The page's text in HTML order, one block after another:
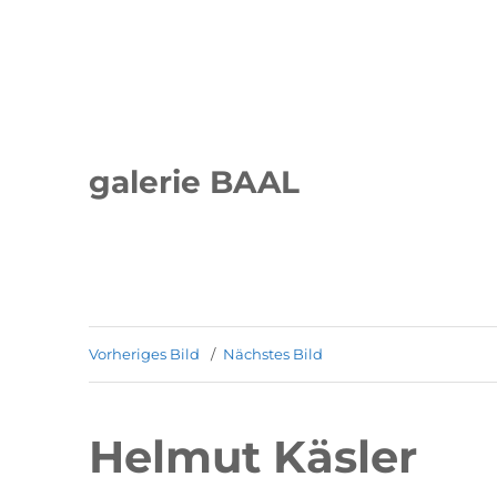
galerie BAAL
Vorheriges Bild Nächstes Bild
Helmut Käsler